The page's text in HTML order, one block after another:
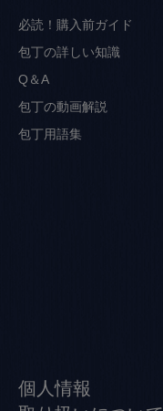
必読！購入前ガイド
包丁の詳しい知識
Q＆A
包丁の動画解説
包丁用語集
個人情報